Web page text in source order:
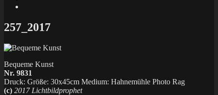
X
257_2017
Bequeme Kunst
Nr. 9831
Druck: Größe: 30x45cm Medium: Hahnemühle Photo Rag
(c) 2017 Lichtbildprophet